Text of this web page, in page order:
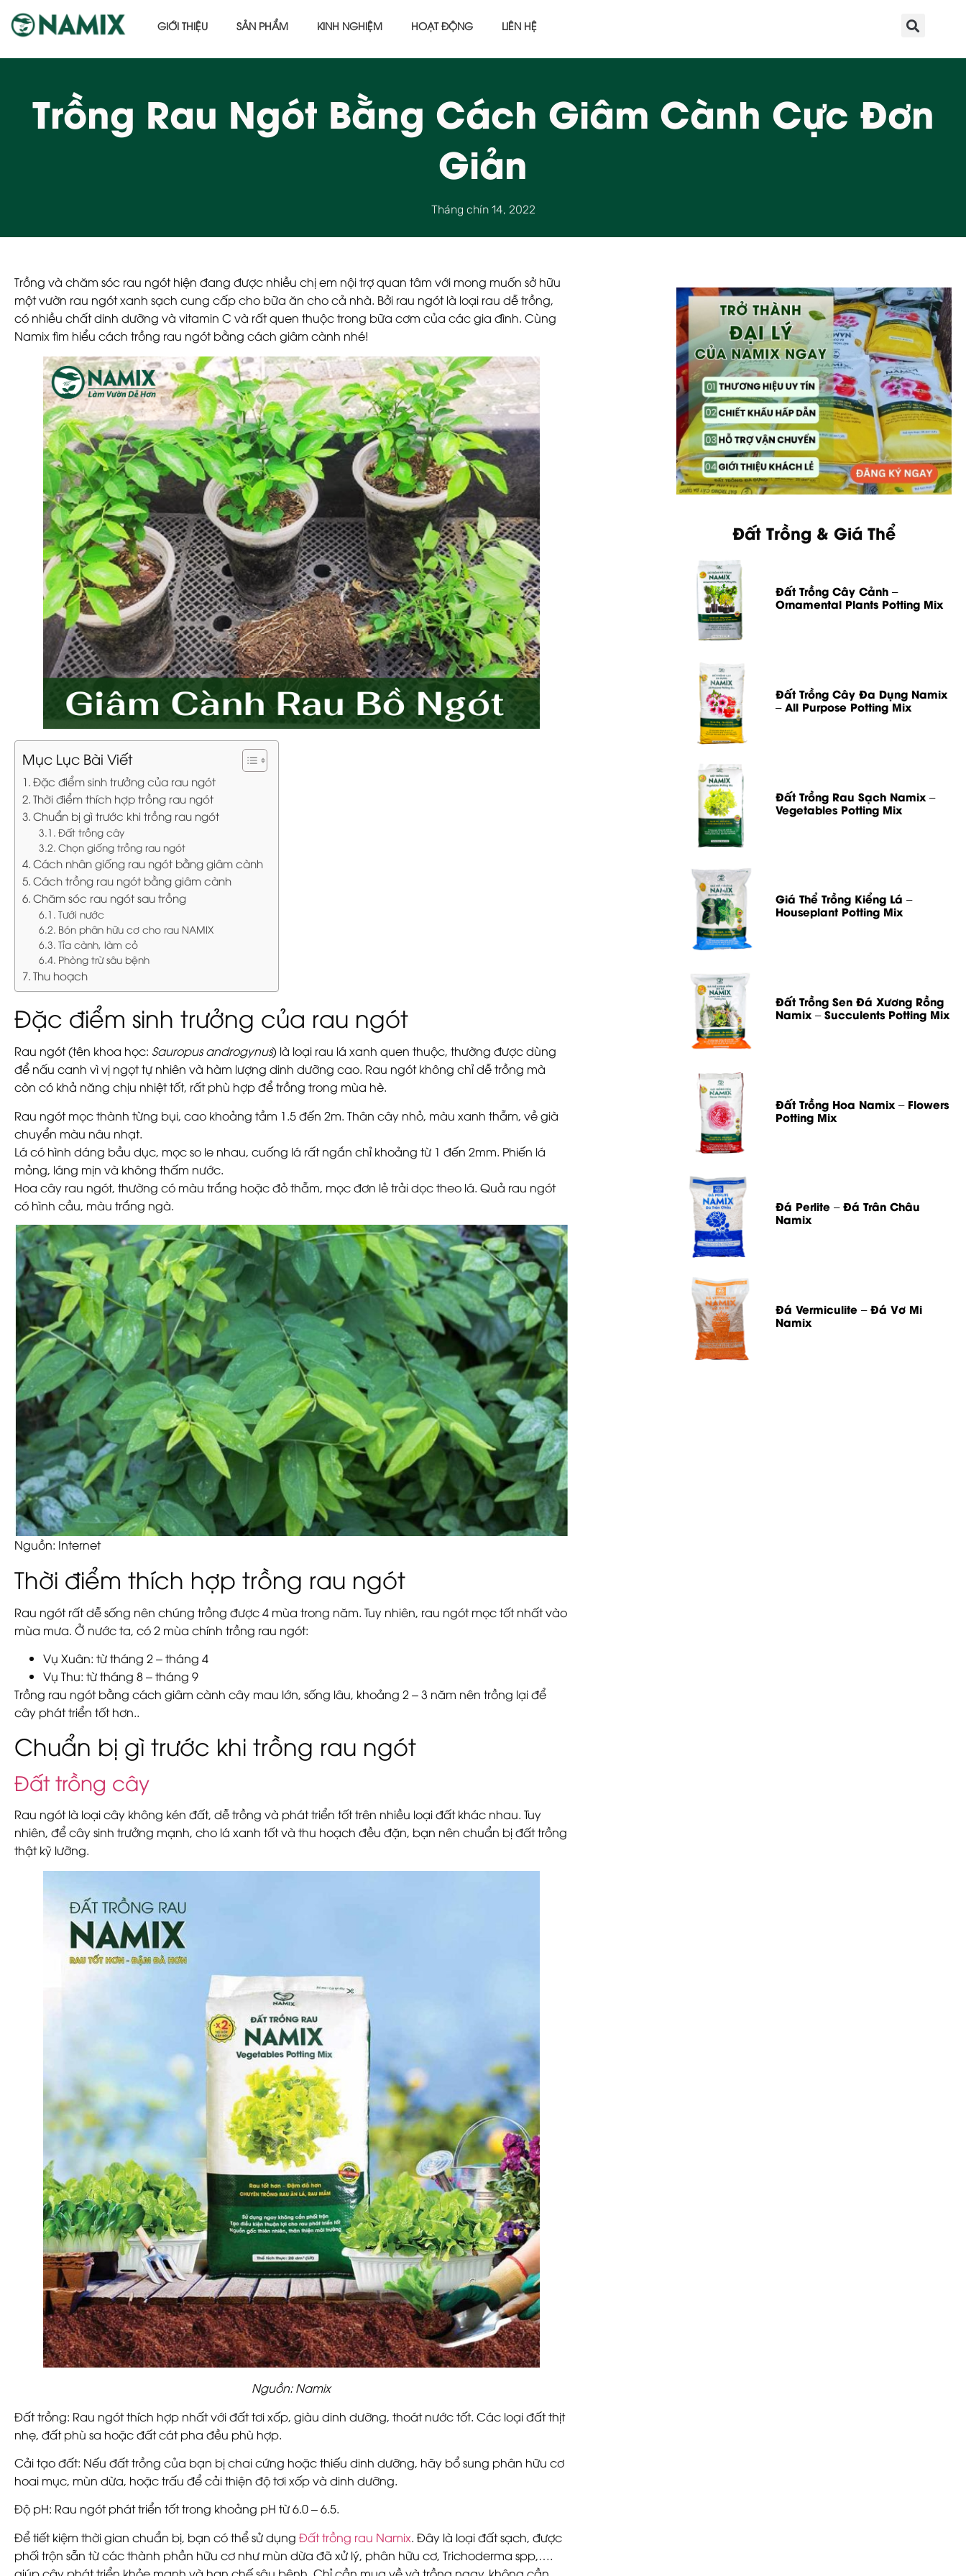
GIỚI THIỆU SẢN PHẨM KINH NGHIỆM HOẠT ĐỘNG LIÊN HỆ
Trồng Rau Ngót Bằng Cách Giâm Cành Cực Đơn
Giản
Tháng chín 14, 2022
Trồng và chăm sóc rau ngóthiện đang được nhiều chị em nội trợ quan tâm với mong muốn sở hữu
một vườn rau ngót xanh sạch cung cấp cho bữa ăn cho cả nhà. Bởi rau ngót là loại rau dễ trồng,
có nhiều chất dinh dưỡng và vitamin C và rất quen thuộc trong bữa cơm của các gia đình. Cùng
Namixtìm hiểu cách trồng rau ngót bằng cách giâm cành nhé!
Mục Lục Bài Viết
Đặc điểm sinh trưởng của rau ngót
Thời điểm thích hợp trồng rau ngót
Chuẩn bị gì trước khi trồng rau ngót
Đất trồng cây
Chọn giống trồng rau ngót
Cách nhân giống rau ngót bằng giâm cành
Cách trồng rau ngót bằng giâm cành
Chăm sóc rau ngót sau trồng
Tưới nước
Bón phân hữu cơ cho rau NAMIX
Tỉa cành, làm cỏ
Phòng trừ sâu bệnh
Thu hoạch
Đặc điểm sinh trưởng của rau ngót
Rau ngót (tên khoa học: Sauropus androgynus) là loại rau lá xanh quen thuộc, thường được dùng
để nấu canh vì vị ngọt tự nhiên và hàm lượng dinh dưỡng cao. Rau ngót không chỉ dễ trồng mà
còn có khả năng chịu nhiệt tốt, rất phù hợp để trồng trong mùa hè.
Rau ngót mọc thành từng bụi, cao khoảng tầm 1.5 đến 2m. Thân cây nhỏ, màu xanh thẫm, về già
chuyển màu nâu nhạt.
Lá có hình dáng bầu dục, mọc so le nhau, cuống lá rất ngắn chỉ khoảng từ 1 đến 2mm. Phiến lá
mỏng, láng mịn và không thấm nước.
Hoa cây rau ngót, thường có màu trắng hoặc đỏ thẫm, mọc đơn lẻ trải dọc theo lá. Quả rau ngót
có hình cầu, màu trắng ngà.
Nguồn: Internet
Thời điểm thích hợp trồng rau ngót
Rau ngót rất dễ sống nên chúng trồng được 4 mùa trong năm. Tuy nhiên, rau ngót mọc tốt nhất vào
mùa mưa. Ở nước ta, có 2 mùa chính trồng rau ngót:
Vụ Xuân: từ tháng 2 – tháng 4
Vụ Thu: từ tháng 8 – tháng 9
Trồng rau ngót bằng cách giâm cành cây mau lớn, sống lâu, khoảng 2 – 3 năm nên trồng lại để
cây phát triển tốt hơn..
Chuẩn bị gì trước khi trồng rau ngót
Đất trồng cây
Rau ngót là loại cây không kén đất, dễ trồng và phát triển tốt trên nhiều loại đất khác nhau. Tuy
nhiên, để cây sinh trưởng mạnh, cho lá xanh tốt và thu hoạch đều đặn, bạn nên chuẩn bị đất trồng
thật kỹ lưỡng.
Nguồn: Namix
Đất trồng: Rau ngót thích hợp nhất với đất tơi xốp, giàu dinh dưỡng, thoát nước tốt. Các loại đất thịt
nhẹ, đất phù sa hoặc đất cát pha đều phù hợp.
Cải tạo đất: Nếu đất trồng của bạn bị chai cứng hoặc thiếu dinh dưỡng, hãy bổ sung phân hữu cơ
hoai mục, mùn dừa, hoặc trấu để cải thiện độ tơi xốp và dinh dưỡng.
Độ pH: Rau ngót phát triển tốt trong khoảng pH từ6.0 – 6.5.
Để tiết kiệm thời gian chuẩn bị, bạn có thể sử dụng Đất trồng rau Namix. Đây là loại đất sạch, được
phối trộn sẵn từ các thành phần hữu cơ như mùn dừa đã xử lý, phân hữu cơ, Trichoderma spp,….
Đất Trồng & Giá Thể
Đất Trồng Cây Cảnh –
Ornamental Plants Potting Mix
Đất Trồng Cây Đa Dụng Namix
– All Purpose Potting Mix
Đất Trồng Rau Sạch Namix –
Vegetables Potting Mix
Giá Thể Trồng Kiểng Lá –
Houseplant Potting Mix
Đất Trồng Sen Đá Xương Rồng
Namix – Succulents Potting Mix
Đất Trồng Hoa Namix – Flowers
Potting Mix
Đá Perlite – Đá Trân Châu
Namix
Đá Vermiculite – Đá Vơ Mi
Namix